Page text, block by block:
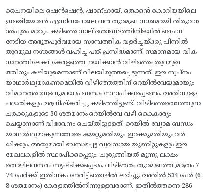
ചൈനയിലെ ഷെൻഷെൻ, ഷാങ്ഹായ്, തെക്കൻ കൊറിയയിലെ
ഇഞ്ചിയോൺ എന്നിവപോലെ വൻ തുറമുഖ നഗരമായി തിരുവന
ന്തപുരം മാറും. കഴിഞ്ഞ നാല് ദശാബ്‌ദത്തിനിടയിൽ ചൈന
നേടിയ അഭൂതപൂർവമായ സാമ്പത്തിക വളർച്ചയ്ക്കു പിന്നിൽ
തുറമുഖ നഗരങ്ങൾ വഹിച്ച പങ്ക് പ്രസിദ്ധമാണ്. സമാനമായ വിക
സനത്തിലേക്ക് കേരളത്തെ നയിക്കാൻ വിഴിഞ്ഞം തുറമുഖ
ത്തിനും കഴിയുമെന്നാണ് വിലയിരുത്തപ്പെടുന്നത്. ഈ സ്വപ്‌നം
യാഥാർഥ്യമാകണമെങ്കിൽ വിഴിഞ്ഞത്തിന് റെയിൽവേയുമായും
വിമാനത്താവളവുമായും ബന്ധം സ്ഥാപിക്കപ്പെടണം. അതിനുള്ള
പദ്ധതികളും ആവിഷ്‌കരിച്ചു കഴിഞ്ഞിട്ടുണ്ട്. വിഴിഞ്ഞത്തെത്തുന്ന
ചരക്കുകളുടെ 30 ശതമാനം റെയിൽവേ വഴി കൈകാര്യം
ചെയ്യാനാണ് വിഭാവനം ചെയ്തിട്ടുള്ളത്. റെയിൽ വ്യോമ ബന്ധം
യാഥാർഥ്യമാകുന്നതോടെ കയറ്റുമതിയും ഇറക്കുമതിയും വർ
ധിക്കും. അതുമായി ബന്ധപ്പെട്ട വ്യവസായ യൂണിറ്റുകളും ഈ
മേഖലകളിൽ സ്ഥാപിക്കപ്പെടും. ചുരുങ്ങിയത് മൂന്നു ലക്ഷം
തൊഴിലവസരം സൃഷ്ടിക്കപ്പെടും. വിഴിഞ്ഞം തുറമുഖത്തുമാത്രം 7
74 പേർക്ക് ഇതിനകം നേരിട്ട് തൊഴിൽ ലഭിച്ചു. അതിൽ 534 പേർ (6
8 ശതമാനം) കേരളത്തിൽനിന്നുള്ളവരാണ്. ഇതിൽത്തന്നെ 286